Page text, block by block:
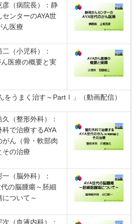
彦（病院長）：静
センターのAYA世
ん医療
二（小児科）：
ん医療の概要と実
んをうまく治す～PartⅠ」（動画配信）
久（整形外科）：
科で治療するAYA
がん（骨・軟部肉
その治療
一（脳外科）：
代の脳腫瘍～胚細
について～
次（血液内科）：